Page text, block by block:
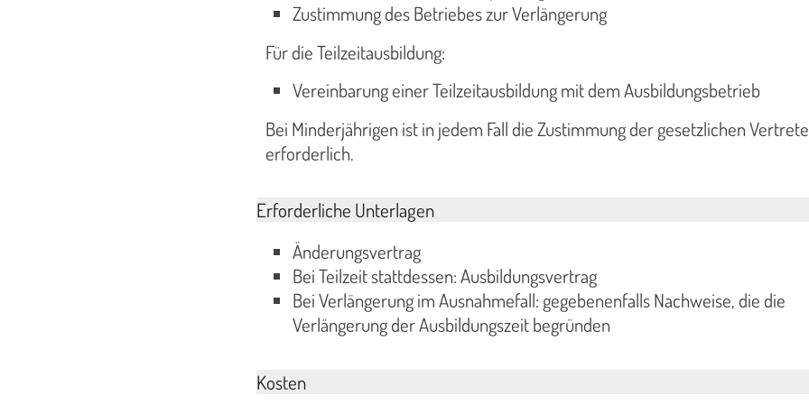
Zustimmung des Betriebes zur Verlängerung
Für die Teilzeitausbildung:
Vereinbarung einer Teilzeitausbildung mit dem Ausbildungsbetrieb
Bei Minderjährigen ist in jedem Fall die Zustimmung der gesetzlichen
erforderlich.
Erforderliche Unterlagen
Änderungsvertrag
Bei Teilzeit stattdessen: Ausbildungsvertrag
Bei Verlängerung im Ausnahmefall: gegebenenfalls Nachweise, die die
Verlängerung der Ausbildungszeit begründen
Kosten